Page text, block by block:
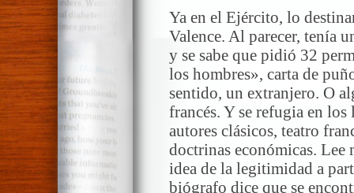
Ya en el Ejército, lo
Valence. Al parecer, tenía
y se sabe que pidió 32
los hombres», carta de
sentido, un extranjero. O
francés. Y se refugia en
autores clásicos, teatro
doctrinas económicas. Lee
idea de la legitimidad a
biógrafo dice que se